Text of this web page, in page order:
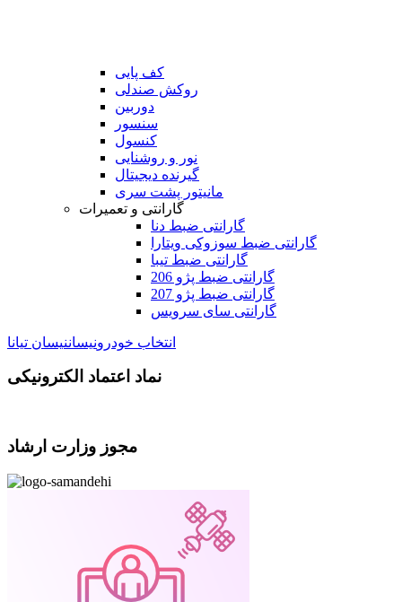
کف پایی
روکش صندلی
دوربین
سنسور
کنسول
نور و روشنایی
گیرنده دیجیتال
مانیتور پشت سری
گارانتی و تعمیرات
گارانتی ضبط دنا
گارانتی ضبط سوزوکی ویتارا
گارانتی ضبط تیبا
گارانتی ضبط پژو 206
گارانتی ضبط پژو 207
گارانتی سای سرویس
انتخاب خودرونیساننیسان تیانا
نماد اعتماد الکترونیکی
مجوز وزارت ارشاد